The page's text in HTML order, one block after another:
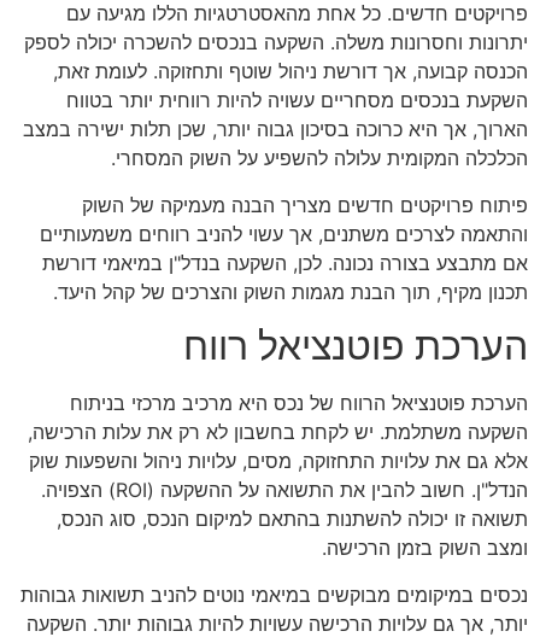
פרויקטים חדשים. כל אחת מהאסטרטגיות הללו מגיעה עם
יתרונות וחסרונות משלה. השקעה בנכסים להשכרה יכולה לספק
הכנסה קבועה, אך דורשת ניהול שוטף ותחזוקה. לעומת זאת,
השקעת בנכסים מסחריים עשויה להיות רווחית יותר בטווח
הארוך, אך היא כרוכה בסיכון גבוה יותר, שכן תלות ישירה במצב
הכלכלה המקומית עלולה להשפיע על השוק המסחרי.
פיתוח פרויקטים חדשים מצריך הבנה מעמיקה של השוק
והתאמה לצרכים משתנים, אך עשוי להניב רווחים משמעותיים
אם מתבצע בצורה נכונה. לכן, השקעה בנדל"ן במיאמי דורשת
תכנון מקיף, תוך הבנת מגמות השוק והצרכים של קהל היעד.
הערכת פוטנציאל רווח
הערכת פוטנציאל הרווח של נכס היא מרכיב מרכזי בניתוח
השקעה משתלמת. יש לקחת בחשבון לא רק את עלות הרכישה,
אלא גם את עלויות התחזוקה, מסים, עלויות ניהול והשפעות שוק
הנדל"ן. חשוב להבין את התשואה על ההשקעה (ROI) הצפויה.
תשואה זו יכולה להשתנות בהתאם למיקום הנכס, סוג הנכס,
ומצב השוק בזמן הרכישה.
נכסים במיקומים מבוקשים במיאמי נוטים להניב תשואות גבוהות
יותר, אך גם עלויות הרכישה עשויות להיות גבוהות יותר. השקעה